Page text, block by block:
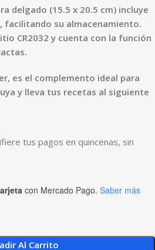
delgado (15.5 x 20.5 cm) incluye
facilitando su almacenamiento.
CR2032 y cuenta con la función
es el complemento ideal para
y lleva tus recetas al siguiente
con Mercado Pago. Saber más
Al Carrito